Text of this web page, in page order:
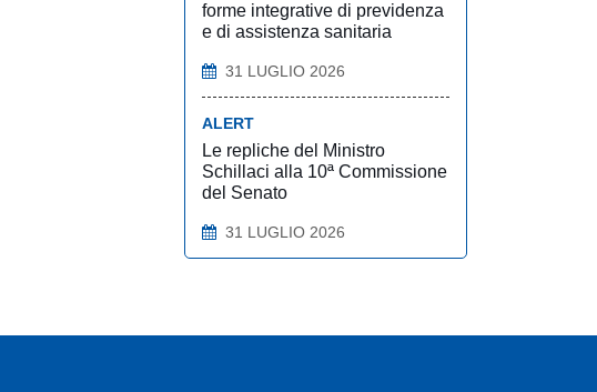
forme integrative di previdenza
e di assistenza sanitaria
31 LUGLIO 2026
ALERT
Le repliche del Ministro
Schillaci alla 10ª Commissione
del Senato
31 LUGLIO 2026